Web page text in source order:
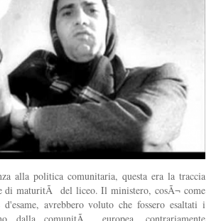
alla politica comunitaria, questa era la traccia
di maturitÃ del liceo. Il ministero, cosÃ¬ come
d'esame, avrebbero voluto che fossero esaltati i